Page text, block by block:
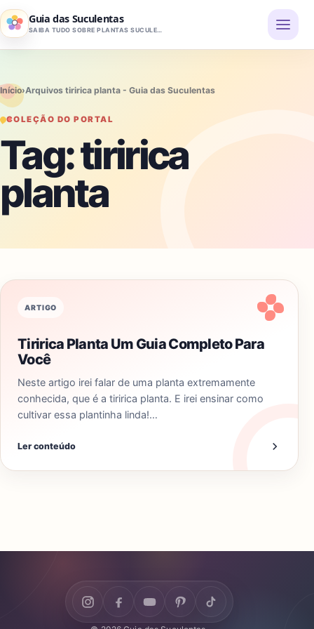
Pular para o conteúdo
Guia das Suculentas
SAIBA TUDO SOBRE PLANTAS SUCULENTAS
Início›Arquivos tiririca planta - Guia das Suculentas
COLEÇÃO DO PORTAL
Tag:tiririca
planta
ARTIGO
Tiririca Planta Um Guia Completo Para
Você
Neste artigo irei falar de uma planta extremamente
conhecida, que é a tiririca planta. E irei ensinar como
cultivar essa plantinha linda!…
Ler conteúdo